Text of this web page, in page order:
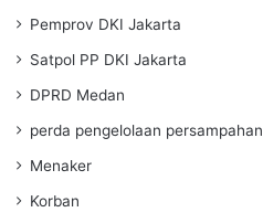
Pemprov DKI Jakarta
Satpol PP DKI Jakarta
DPRD Medan
perda pengelolaan persampahan
Menaker
Korban